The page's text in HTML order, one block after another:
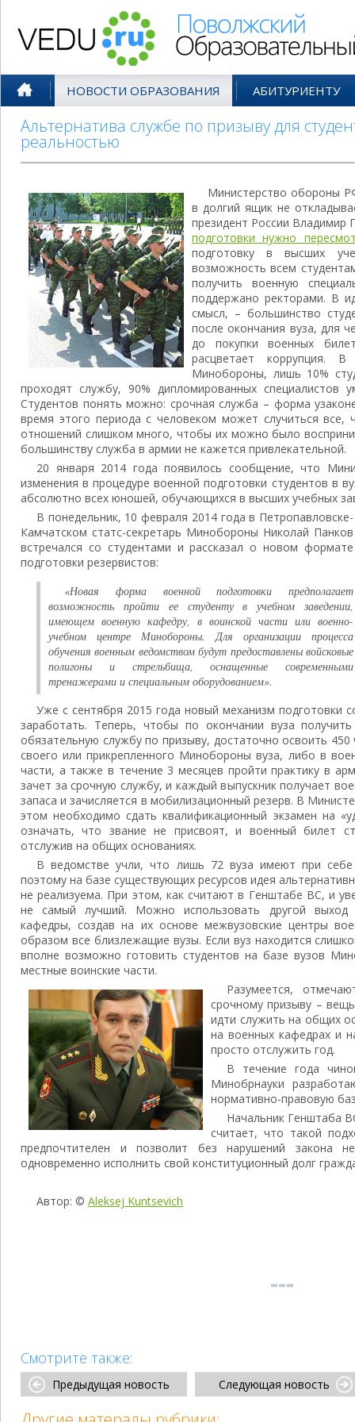
НОВОСТИ ОБРАЗОВАНИЯ АБИТУРИЕНТУ
Альтернатива службе по призыву для
реальностью
Министерство обороны
в долгий ящик не
президент России Владимир
подготовки нужно
подготовку в высших
возможность всем
получить военную
поддержано ректорами. В
смысл, – большинство
после окончания вуза, для
до покупки военных
расцветает коррупция.
Минобороны, лишь 10%
проходят службу, 90% дипломированных специалистов
Студентов понять можно: срочная служба – форма
время этого периода с человеком может случиться все,
отношений слишком много, чтобы их можно было
большинству служба в армии не кажется привлекательной.
20 января 2014 года появилось сообщение, что
изменения в процедуре военной подготовки студентов в
абсолютно всех юношей, обучающихся в высших учебных
В понедельник, 10 февраля 2014 года в Петропавловске-
Камчатском статс-секретарь Минобороны Николай Панков
встречался со студентами и рассказал о новом формате
подготовки резервистов:
«Новая форма военной подготовки предполагает
возможность пройти ее студенту в учебном заведении,
имеющем военную кафедру, в воинской части или военно-
учебном центре Минобороны. Для организации процесса
обучения военным ведомством будут предоставлены войсковые
полигоны и стрельбища, оснащенные современными
тренажерами и специальным оборудованием».
Уже с сентября 2015 года новый механизм подготовки
заработать. Теперь, чтобы по окончании вуза
обязательную службу по призыву, достаточно освоить
своего или прикрепленного Минобороны вуза, либо в
части, а также в течение 3 месяцев пройти практику в
зачет за срочную службу, и каждый выпускник получает
запаса и зачисляется в мобилизационный резерв. В
этом необходимо сдать квалификационный экзамен на
означать, что звание не присвоят, и военный билет
отслужив на общих основаниях.
В ведомстве учли, что лишь 72 вуза имеют при
поэтому на базе существующих ресурсов идея
не реализуема. При этом, как считают в Генштабе ВС, и
не самый лучший. Можно использовать другой выход
кафедры, создав на их основе межвузовские центры
образом все близлежащие вузы. Если вуз находится
вполне возможно готовить студентов на базе вузов
местные воинские части.
Разумеется,
срочному призыву –
идти служить на общих
на военных кафедрах и
просто отслужить год.
В течение года
Минобрнауки
нормативно-правовую
Начальник Генштаба
считает, что такой
предпочтителен и позволит без нарушений закона
одновременно исполнить свой конституционный долг
Автор: © Aleksej Kuntsevich
Смотрите также:
Предыдущая новость Следующая новость